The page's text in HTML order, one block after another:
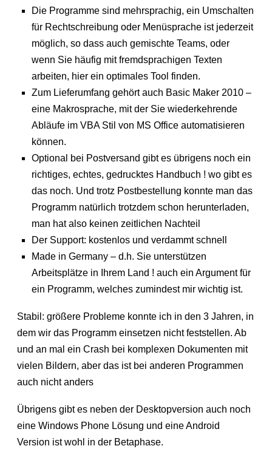
Die Programme sind mehrsprachig, ein Umschalten
für Rechtschreibung oder Menüsprache ist jederzeit
möglich, so dass auch gemischte Teams, oder
wenn Sie häufig mit fremdsprachigen Texten
arbeiten, hier ein optimales Tool finden.
Zum Lieferumfang gehört auch Basic Maker 2010 –
eine Makrosprache, mit der Sie wiederkehrende
Abläufe im VBA Stil von MS Office automatisieren
können.
Optional bei Postversand gibt es übrigens noch ein
richtiges, echtes, gedrucktes Handbuch ! wo gibt es
das noch. Und trotz Postbestellung konnte man das
Programm natürlich trotzdem schon herunterladen,
man hat also keinen zeitlichen Nachteil
Der Support: kostenlos und verdammt schnell
Made in Germany – d.h. Sie unterstützen
Arbeitsplätze in Ihrem Land ! auch ein Argument für
ein Programm, welches zumindest mir wichtig ist.
Stabil: größere Probleme konnte ich in den 3 Jahren, in
dem wir das Programm einsetzen nicht feststellen. Ab
und an mal ein Crash bei komplexen Dokumenten mit
vielen Bildern, aber das ist bei anderen Programmen
auch nicht anders
Übrigens gibt es neben der Desktopversion auch noch
eine Windows Phone Lösung und eine Android
Version ist wohl in der Betaphase.